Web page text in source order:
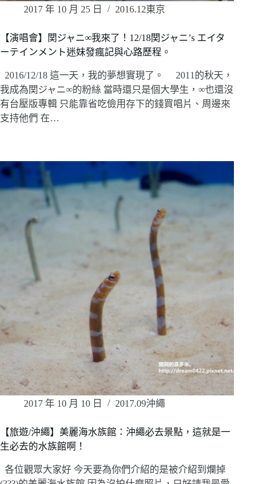
2017 年 10 月 25 日 2016.12東京
【演唱會】関ジャニ∞我來了！12/18関ジャニ’s エイタ
ーテインメント迷妹發瘋記與心路歷程。
2016/12/18 這一天，我的夢想實現了。 2011的秋天，
我成為関ジャニ∞的粉絲 當時還只是個大學生，∞也還沒
有台壓版專輯 只能靠省吃儉用存下的錢買唱片、周邊來
支持他們 在…
2017 年 10 月 10 日 2017.09沖繩
【旅遊/沖繩】美麗海水族館：沖繩必去景點，這就是一
生必去的水族館啊！
各位觀眾大家好 今天要為你們介紹的是被介紹到爛掉